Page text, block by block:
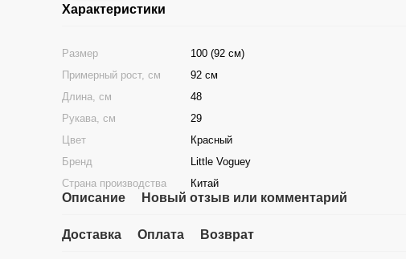
Характеристики
Размер
100 (92 см)
Примерный рост, см
92 см
Длина, см
48
Рукава, см
29
Цвет
Красный
Бренд
Little Voguey
Страна производства
Китай
Описание Новый отзыв или комментарий
Доставка Оплата Возврат